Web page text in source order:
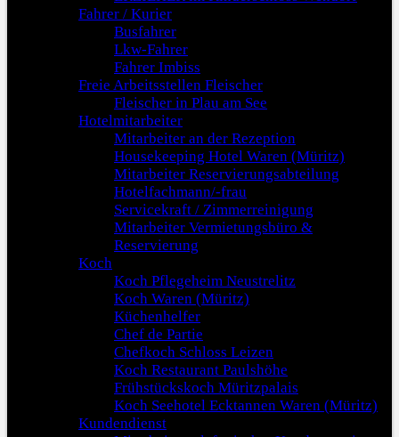
Fahrer / Kurier
Busfahrer
Lkw-Fahrer
Fahrer Imbiss
Freie Arbeitsstellen Fleischer
Fleischer in Plau am See
Hotelmitarbeiter
Mitarbeiter an der Rezeption
Housekeeping Hotel Waren (Müritz)
Mitarbeiter Reservierungsabteilung
Hotelfachmann/-frau
Servicekraft / Zimmerreinigung
Mitarbeiter Vermietungsbüro &
Reservierung
Koch
Koch Pflegeheim Neustrelitz
Koch Waren (Müritz)
Küchenhelfer
Chef de Partie
Chefkoch Schloss Leizen
Koch Restaurant Paulshöhe
Frühstückskoch Müritzpalais
Koch Seehotel Ecktannen Waren (Müritz)
Kundendienst